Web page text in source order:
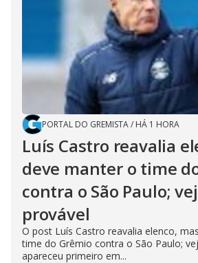
PORTAL DO GREMISTA/ HÁ 1 HORA
Luís Castro reavalia
deve manter o time
contra o São Paulo;
provável
O post Luís Castro reavalia elenco,
time do Grêmio contra o São Paulo;
apareceu primeiro em...